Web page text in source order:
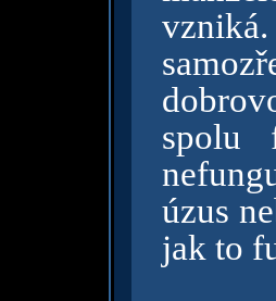
spolu
úzus
jak to